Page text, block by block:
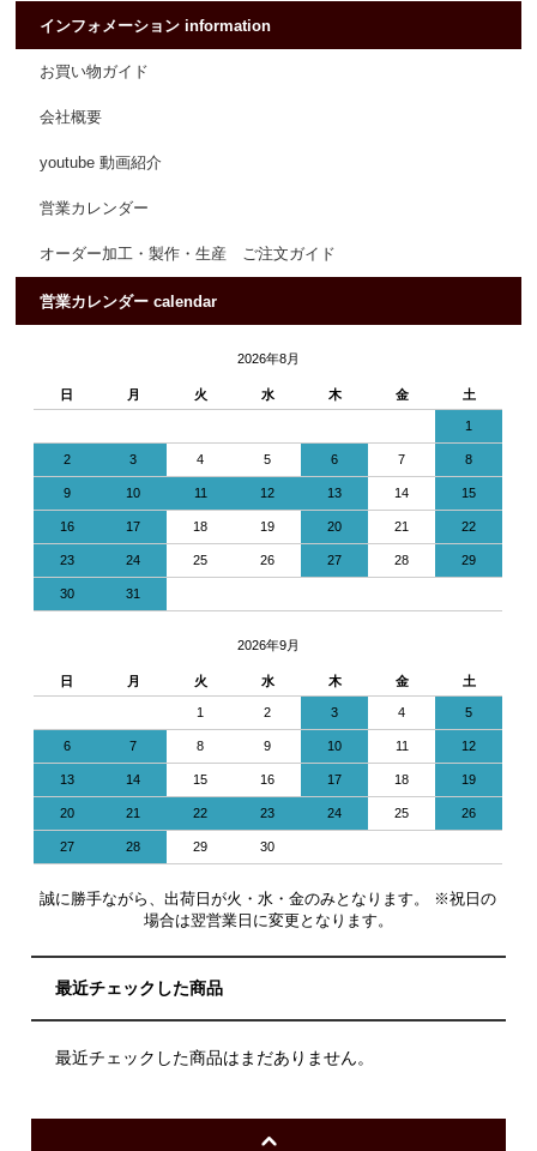
インフォメーション information
お買い物ガイド
会社概要
youtube 動画紹介
営業カレンダー
オーダー加工・製作・生産 ご注文ガイド
営業カレンダー calendar
2026年8月
日 月 火 水 木 金 土
1
2 3 4 5 6 7 8
9 10 11 12 13 14 15
16 17 18 19 20 21 22
23 24 25 26 27 28 29
30 31
2026年9月
日 月 火 水 木 金 土
1 2 3 4 5
6 7 8 9 10 11 12
13 14 15 16 17 18 19
20 21 22 23 24 25 26
27 28 29 30
誠に勝手ながら、出荷日が火・水・金のみとなります。 ※祝日の
場合は翌営業日に変更となります。
最近チェックした商品
最近チェックした商品はまだありません。